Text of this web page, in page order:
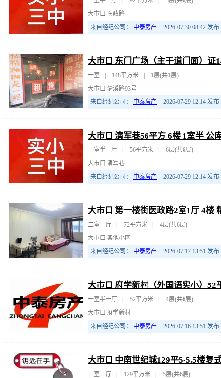
大市口 医政路
来自经纪公司： 中泰房产 2026-07-30 08:42 发布
大市口 东门广场（主干道门面）证
一室 148平方米
1层(共1层)
大市口 梦溪路93号
来自经纪公司： 中泰房产 2026-07-29 12:14 发布
大市口 演军巷56平方 6楼 1室半 公
一室半一厅 56平方米
6层(共6层)
大市口 演军巷
来自经纪公司： 中泰房产 2026-07-29 12:14 发布
大市口 第一楼街医政路2室1厅 4楼
二室一厅 72平方米
4层(共6层)
大市口 其他小区
来自经纪公司： 中泰房产 2026-07-17 13:51 发布
大市口 府学新村（外国语实小）52
一室半一厅 52平方米
4层(共6层)
大市口 府学新村
来自经纪公司： 中泰房产 2026-07-16 13:51 发布
大市口 中南世纪城129平5-5.5楼复
二室二厅 129平方米
5层(共6层)